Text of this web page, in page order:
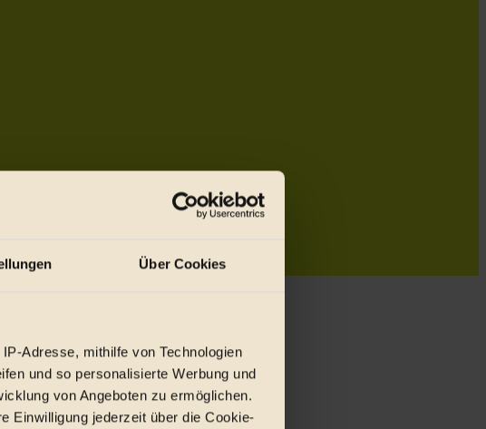
Über Cookies
Adresse, mithilfe von Technologien
und so personalisierte Werbung und
von Angeboten zu ermöglichen.
Einwilligung jederzeit über die Cookie-